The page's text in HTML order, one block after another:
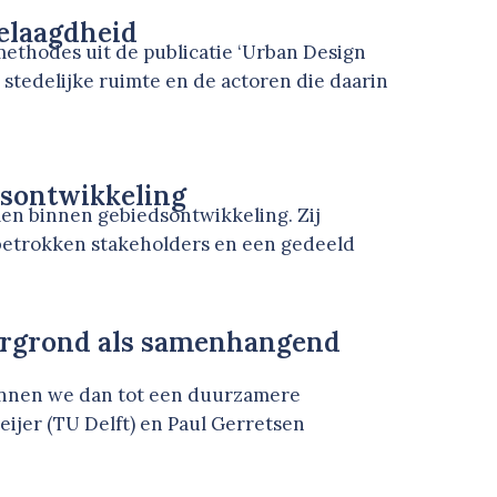
uit de publicatie ‘Urban Design
stedelijke ruimte en de actoren die daarin
binnen gebiedsontwikkeling. Zij
stakeholders en een gedeeld
als samenhangend
we dan tot een duurzamere
(TU Delft) en Paul Gerretsen